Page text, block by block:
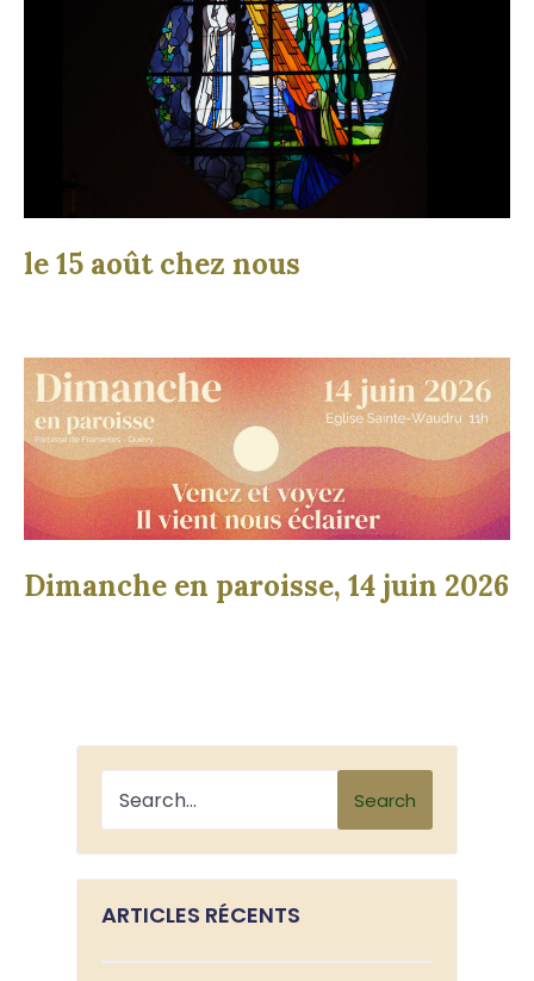
le 15 août chez nous
Dimanche en paroisse, 14 juin 2026
Search
ARTICLES RÉCENTS